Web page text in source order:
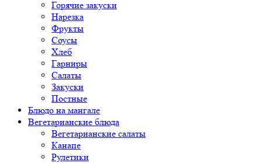
Горячие закуски
Нарезка
Фрукты
Соусы
Хлеб
Гарниры
Салаты
Закуски
Постные
Блюдо на мангале
Вегетарианские блюда
Вегетарианские салаты
Канапе
Рулетики